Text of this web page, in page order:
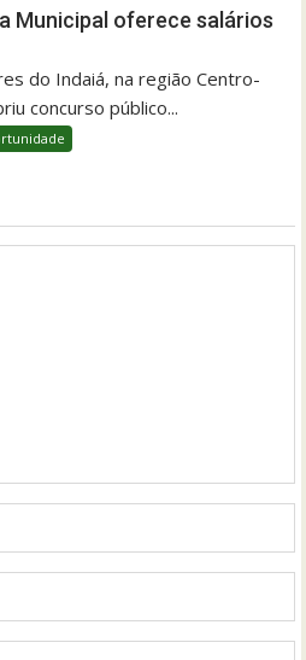
Municipal oferece salários
do Indaiá, na região Centro-
concurso público...